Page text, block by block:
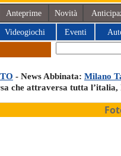
Anteprime Novità
Videogiochi Eventi
- News Abbinata: Milano
che attraversa tutta